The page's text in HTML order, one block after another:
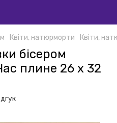
Квіти, натюрморти Квіти,
бісером
плине 26 х 32